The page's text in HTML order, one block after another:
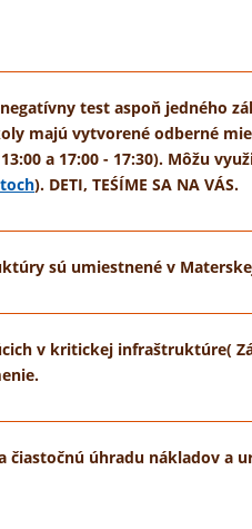
test aspoň jedného
majú vytvorené odberné
a 17:00 - 17:30). Môžu
). DETI, TEŚÍME SA NA VÁS.
sú umiestnené v
v kritickej infraštruktúre(
úhradu nákladov a